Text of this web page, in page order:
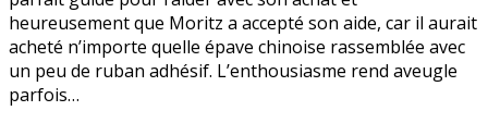
heureusement que Moritz a accepté son aide, car il aurait
acheté n’importe quelle épave chinoise rassemblée avec
un peu de ruban adhésif. L’enthousiasme rend aveugle
parfois…